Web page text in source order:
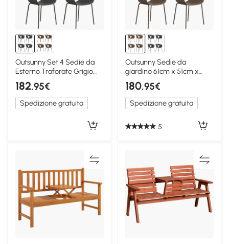
Outsunny Set 4 Sedie da
Esterno Traforate Grigio
Scuro
182,95€
Spedizione gratuita
Outsunny Sedie da
giardino 61cm x 51cm x
74cm caffè
180,95€
Spedizione gratuita
5